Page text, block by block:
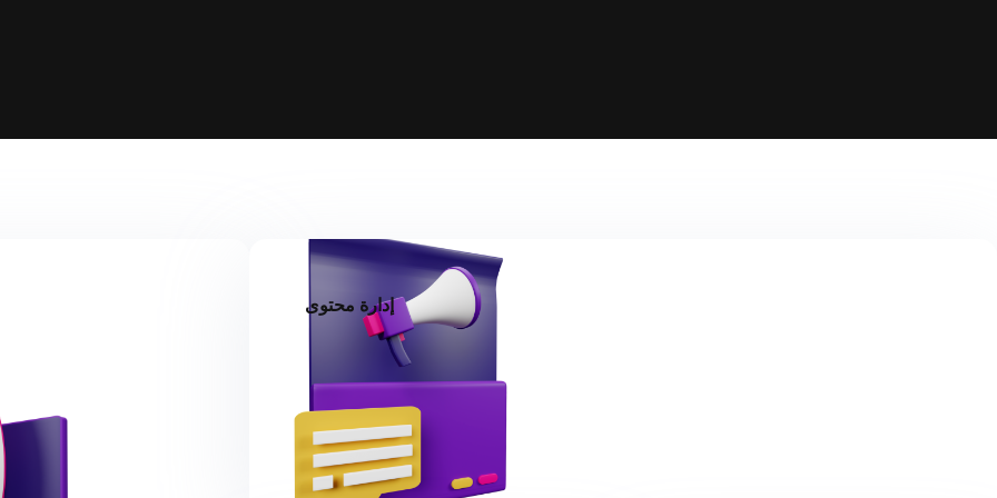
إدارة محتوى